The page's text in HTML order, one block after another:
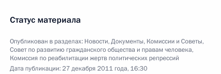
Статус материала
Опубликован в разделах: Новости,Документы, Комиссии и Советы,
Совет по развитию гражданского общества и правам человека,
Комиссия по реабилитации жертв политических репрессий
Дата публикации:27 декабря 2011 года, 16:30